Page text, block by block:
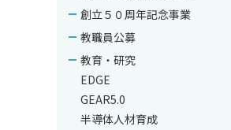
創立５０周年記念事業
教職員公募
教育・研究
EDGE
GEAR5.0
半導体人材育成